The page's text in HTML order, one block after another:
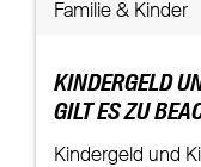
Familie & Kinder
KINDERGELD
GILT ES ZU
Kindergeld und